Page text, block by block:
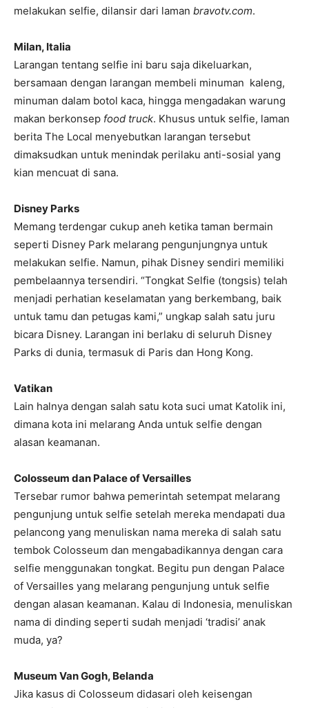
melakukan selfie, dilansir dari laman bravotv.com.
Milan, Italia
Larangan tentang selfie ini baru saja dikeluarkan,
bersamaan dengan larangan membeli minuman kaleng,
minuman dalam botol kaca, hingga mengadakan warung
makan berkonsep food truck. Khusus untuk selfie, laman
berita The Local menyebutkan larangan tersebut
dimaksudkan untuk menindak perilaku anti-sosial yang
kian mencuat di sana.
Disney Parks
Memang terdengar cukup aneh ketika taman bermain
seperti Disney Park melarang pengunjungnya untuk
melakukan selfie. Namun, pihak Disney sendiri memiliki
pembelaannya tersendiri. “Tongkat Selfie (tongsis) telah
menjadi perhatian keselamatan yang berkembang, baik
untuk tamu dan petugas kami,” ungkap salah satu juru
bicara Disney. Larangan ini berlaku di seluruh Disney
Parks di dunia, termasuk di Paris dan Hong Kong.
Vatikan
Lain halnya dengan salah satu kota suci umat Katolik ini,
dimana kota ini melarang Anda untuk selfie dengan
alasan keamanan.
Colosseum dan Palace of Versailles
Tersebar rumor bahwa pemerintah setempat melarang
pengunjung untuk selfie setelah mereka mendapati dua
pelancong yang menuliskan nama mereka di salah satu
tembok Colosseum dan mengabadikannya dengan cara
selfie menggunakan tongkat. Begitu pun dengan Palace
of Versailles yang melarang pengunjung untuk selfie
dengan alasan keamanan. Kalau di Indonesia, menuliskan
nama di dinding seperti sudah menjadi ‘tradisi’ anak
muda, ya?
Museum Van Gogh, Belanda
Jika kasus di Colosseum didasari oleh keisengan